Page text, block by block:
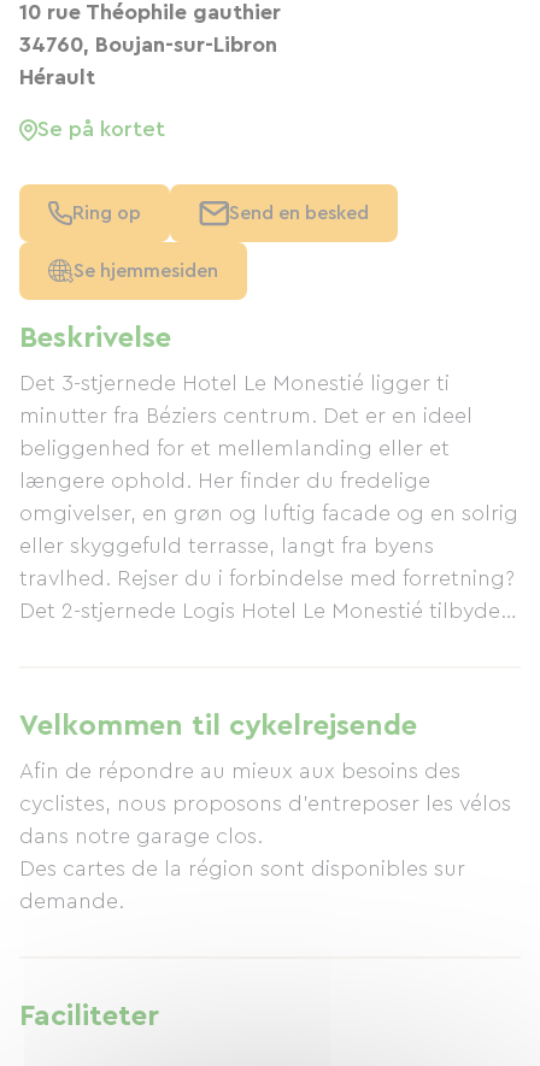
Beskrivelse
Det 3-stjernede Hotel Le Monestié ligger ti
minutter fra Béziers centrum. Det er en ideel
beliggenhed for et mellemlanding eller et
længere ophold. Her finder du fredelige
omgivelser, en grøn og luftig facade og en solrig
eller skyggefuld terrasse, langt fra byens
travlhed. Rejser du i forbindelse med forretning?
Det 2-stjernede Logis Hotel Le Monestié tilbyder
perfekt til en fredelig overnatning. Hotel Le
Monestié giver nem adgang til vores smukke
bagland, byen Pézenas, Canal du Midi og
Languedoc-strandene Valras-Plage, Portiragnes
og Cap d'Agde. Vores opmærksomme personale
vil med glæde besvare eventuelle spørgsmål via
e-mail eller telefon for at hjælpe dig med at
Velkommen til cykelrejsende
Afin de répondre au mieux aux besoins des
cyclistes, nous proposons d'entreposer les vélos
dans notre garage clos.
Des cartes de la région sont disponibles sur
demande.
Faciliteter
10 rue Théophile gauthier
34760, Boujan-sur-Libron
Hérault
Se på kortet
Ring op Send en besked
Se hjemmesiden